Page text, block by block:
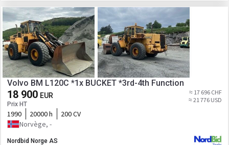
Volvo BM L120C *1x BUCKET *3rd-4th Function
18 900 EUR
Prix HT
≈ 17 696 CHF
≈ 21 776 USD
1990 20000 h
200 CV
Norvège, -
Nordbid Norge AS